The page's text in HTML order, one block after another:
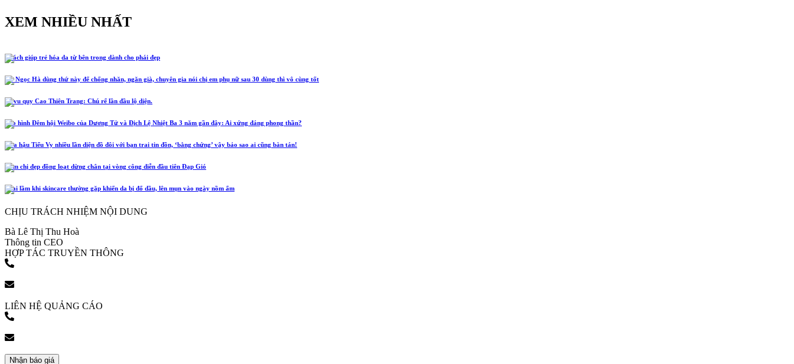
XEM NHIỀU NHẤT
5 cách giúp trẻ hóa da từ bên trong dành cho phái đẹp
Hồ Ngọc Hà dùng thứ này để chống nhăn, ngăn già, chuyên gia nói chị em phụ nữ sau 30 dùng thì vô cùng tốt
Lễ vu quy Cao Thiên Trang: Chú rể lần đầu lộ diện.
Tạo hình Đêm hội Weibo của Dương Tử và Địch Lệ Nhiệt Ba 3 năm gần đây: Ai xứng đáng phong thần?
Hoa hậu Tiểu Vy nhiều lần diện đồ đôi với bạn trai tin đồn, ‘bằng chứng’ vậy bảo sao ai cũng bàn tán!
Năm chị đẹp đồng loạt dừng chân tại vòng công diễn đầu tiên Đạp Gió
4 sai lầm khi skincare thường gặp khiến da bị đổ dầu, lên mụn vào ngày nồm ẩm
CHỊU TRÁCH NHIỆM NỘI DUNG
Bà Lê Thị Thu Hoà
Thông tin CEO
HỢP TÁC TRUYỀN THÔNG
LIÊN HỆ QUẢNG CÁO
Nhận báo giá